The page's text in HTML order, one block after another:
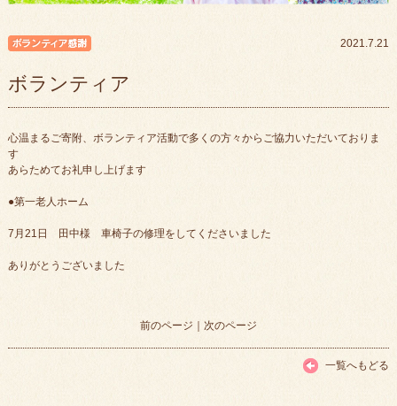
2021.7.21
ボランティア
心温まるご寄附、ボランティア活動で多くの方々からご協力いただいておりま
す
あらためてお礼申し上げます
●第一老人ホーム
7月21日 田中様 車椅子の修理をしてくださいました
ありがとうございました
前のページ ｜ 次のページ
一覧へもどる